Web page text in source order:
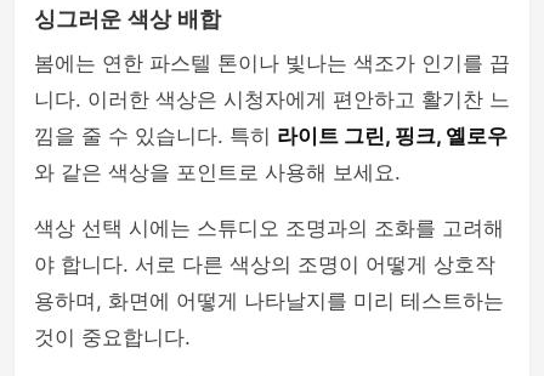
싱그러운 색상 배합
봄에는 연한 파스텔 톤이나 빛나는 색조가 인기를 끕
니다. 이러한 색상은 시청자에게 편안하고 활기찬 느
낌을 줄 수 있습니다. 특히 라이트 그린, 핑크, 옐로우
와 같은 색상을 포인트로 사용해 보세요.
색상 선택 시에는 스튜디오 조명과의 조화를 고려해
야 합니다. 서로 다른 색상의 조명이 어떻게 상호작
용하며, 화면에 어떻게 나타날지를 미리 테스트하는
것이 중요합니다.